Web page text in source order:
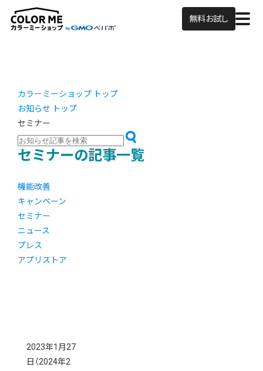
無料お試し
カラーミーショップ トップ
お知らせ トップ
セミナー
セミナーの記事一覧
機能改善
キャンペーン
セミナー
ニュース
プレス
アプリストア
2023年1月27
日 （2024年2